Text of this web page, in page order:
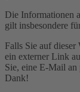
Die Informationen
gilt insbesondere
Falls Sie auf dieser
ein externer Link
Sie, eine E-Mail an
Dank!